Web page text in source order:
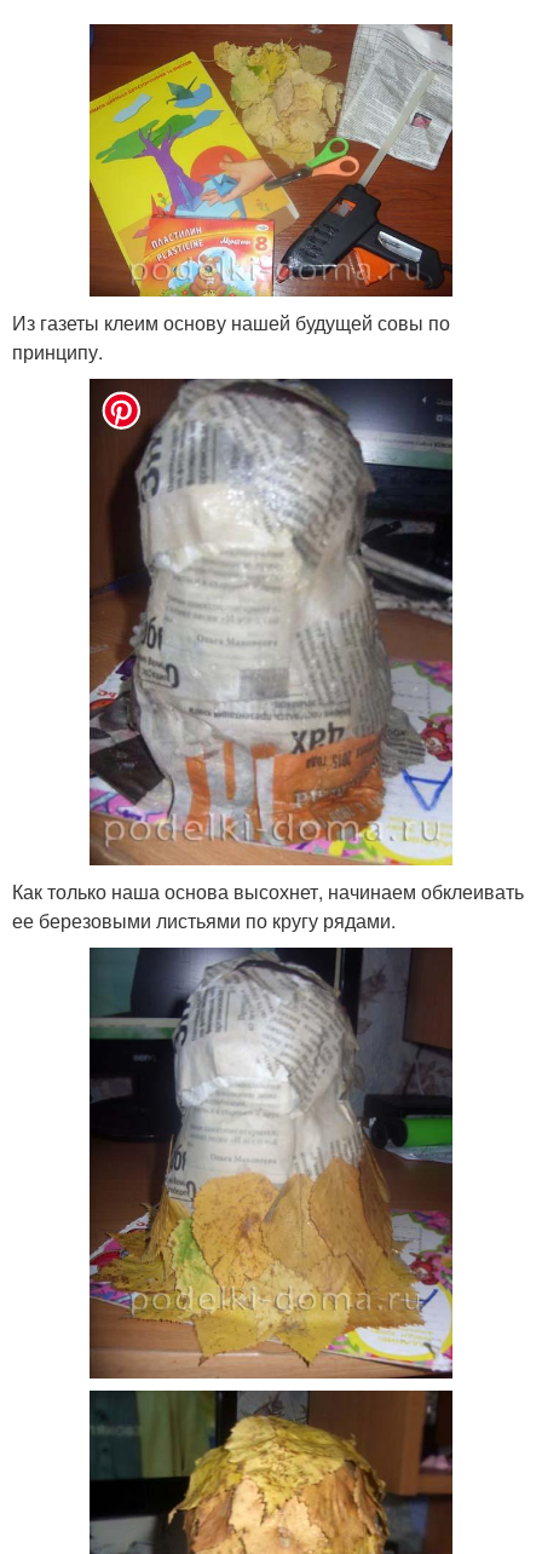
Из газеты клеим основу нашей будущей совы по
принципу.
Как только наша основа высохнет, начинаем обклеивать
ее березовыми листьями по кругу рядами.